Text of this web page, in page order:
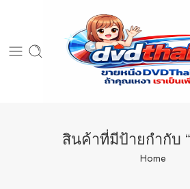
สินค้าที่มีป้ายกำกับ
Home